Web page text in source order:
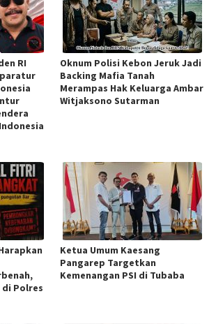
RI
Oknum Polisi Kebon Jeruk Jadi
Backing Mafia Tanah
Merampas Hak Keluarga Ambar
Witjaksono Sutarman
Polres
Ketua Umum Kaesang
Pangarep Targetkan
Kemenangan PSI di Tubaba